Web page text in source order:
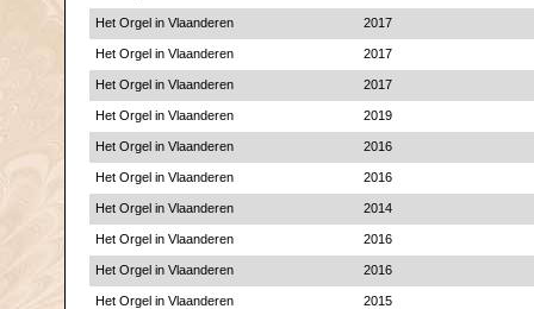
Het Orgel in Vlaanderen 2017
Het Orgel in Vlaanderen 2017
Het Orgel in Vlaanderen 2017
Het Orgel in Vlaanderen 2019
Het Orgel in Vlaanderen 2016
Het Orgel in Vlaanderen 2016
Het Orgel in Vlaanderen 2014
Het Orgel in Vlaanderen 2016
Het Orgel in Vlaanderen 2016
Het Orgel in Vlaanderen 2015